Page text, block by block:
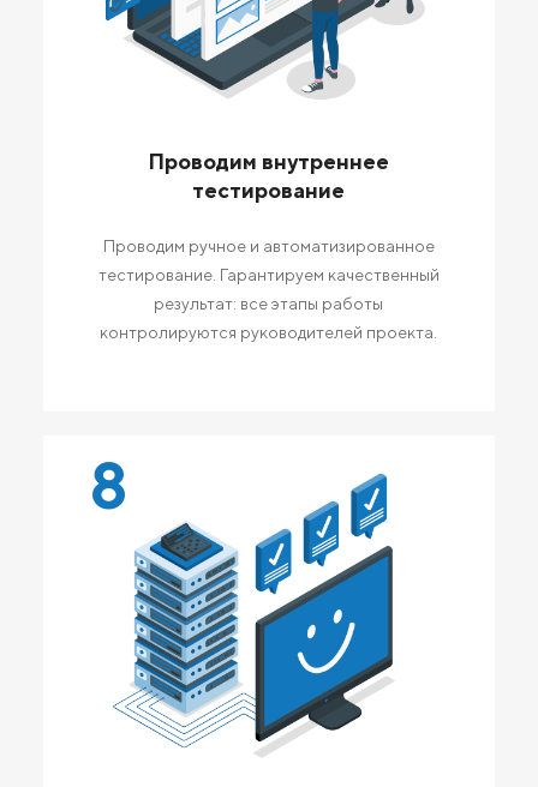
Проводим внутреннее
тестирование
Проводим ручное и автоматизированное
тестирование. Гарантируем качественный
результат: все этапы работы
контролируются руководителей проекта.
8